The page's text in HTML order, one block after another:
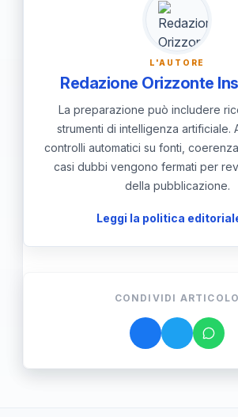
popolazione, si garantisce
governance più
responsabile.
L'AUTORE
Redazione Orizzonte
La preparazione può includere
strumenti di intelligenza artificiale.
controlli automatici su fonti,
casi dubbi vengono fermati per
della pubblicazione.
Leggi la politica
CONDIVIDI ARTICOLO